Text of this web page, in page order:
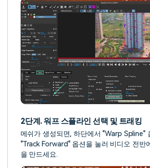
2단계. 워프 스플라인 선택 및 트래킹
메쉬가 생성되면, 하단에서 "Warp Spline"
"Track Forward" 옵션을 눌러 비디오 전반
을 만드세요.